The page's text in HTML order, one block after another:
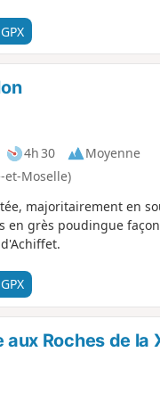
4h 30
Moyenne
et-Moselle)
majoritairement en
grès poudingue
aux Roches de